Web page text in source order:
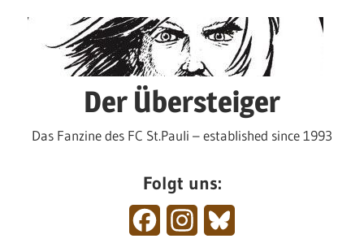
Der Übersteiger
Das Fanzine des FC St.Pauli – established since 1993
Folgt uns:
FacebookInstagram